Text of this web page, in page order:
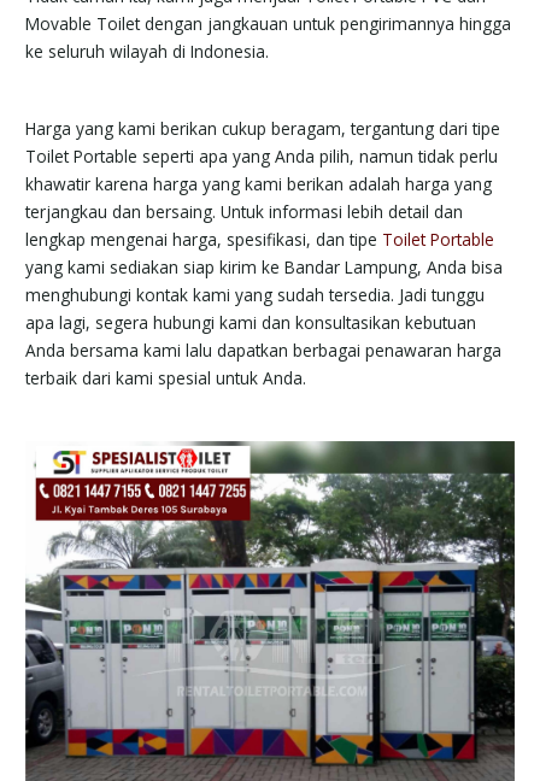
Movable Toilet dengan jangkauan untuk pengirimannya hingga
ke seluruh wilayah di Indonesia.
Harga yang kami berikan cukup beragam, tergantung dari tipe
Toilet Portable seperti apa yang Anda pilih, namun tidak perlu
khawatir karena harga yang kami berikan adalah harga yang
terjangkau dan bersaing. Untuk informasi lebih detail dan
lengkap mengenai harga, spesifikasi, dan tipe Toilet Portable
yang kami sediakan siap kirim ke Bandar Lampung, Anda bisa
menghubungi kontak kami yang sudah tersedia. Jadi tunggu
apa lagi, segera hubungi kami dan konsultasikan kebutuan
Anda bersama kami lalu dapatkan berbagai penawaran harga
terbaik dari kami spesial untuk Anda.